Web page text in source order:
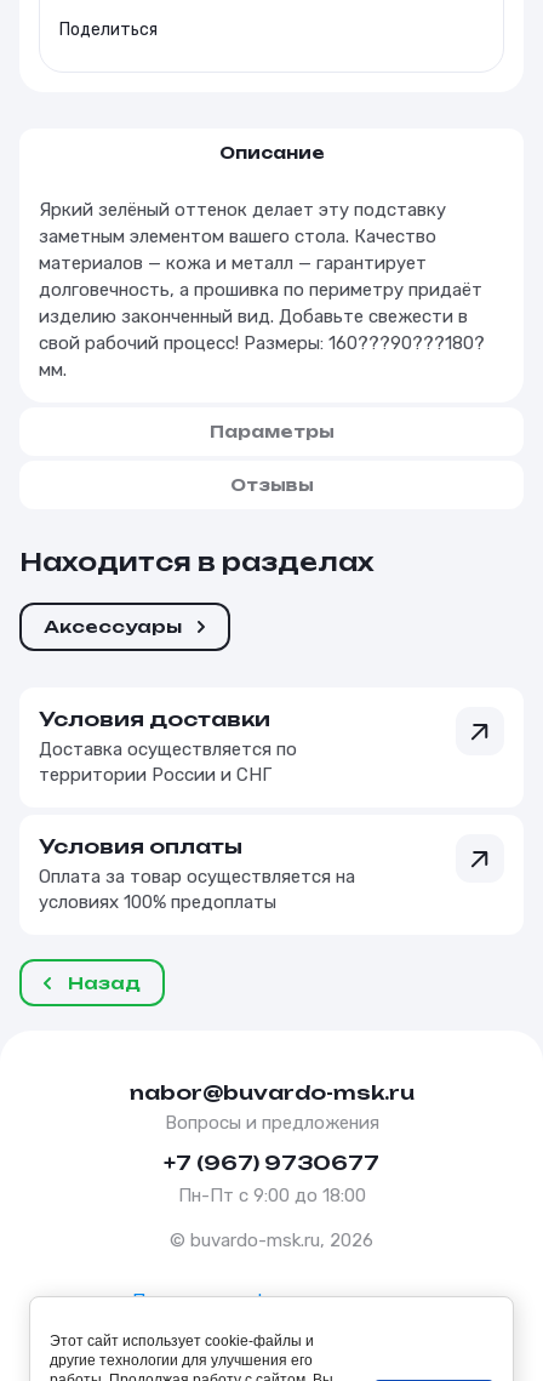
Поделиться
Описание
Яркий зелёный оттенок делает эту подставку
заметным элементом вашего стола. Качество
материалов — кожа и металл — гарантирует
долговечность, а прошивка по периметру придаёт
изделию законченный вид. Добавьте свежести в
свой рабочий процесс! Размеры: 160???90???180?
мм.
Параметры
Отзывы
Находится в разделах
Аксессуары
Условия доставки
Доставка осуществляется по
территории России и СНГ
Условия оплаты
Оплата за товар осуществляется на
условиях 100% предоплаты
Назад
nabor@buvardo-msk.ru
Вопросы и предложения
+7 (967) 9730677
Пн-Пт с 9:00 до 18:00
© buvardo-msk.ru, 2026
Политика конфиденциальности
Оферта
Этот сайт использует cookie-файлы и
другие технологии для улучшения его